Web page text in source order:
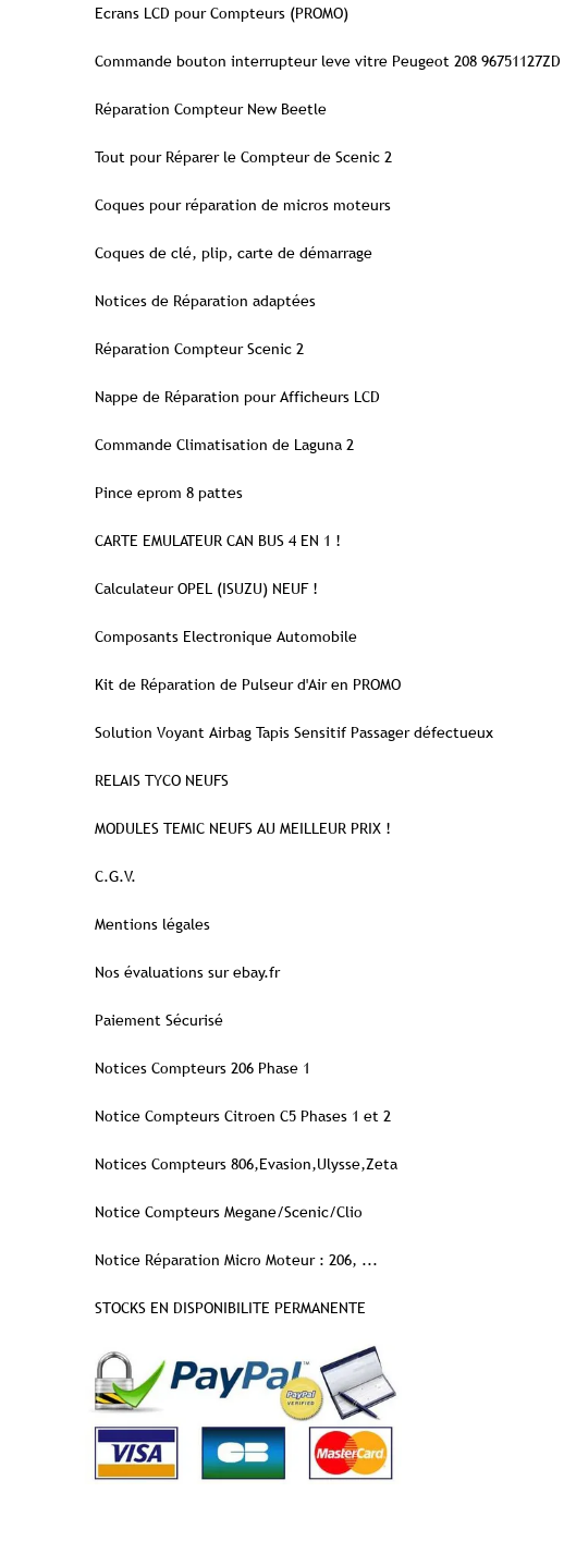
Ecrans LCD pour Compteurs (PROMO)
Commande bouton interrupteur leve vitre Peugeot 208 96751127ZD
Réparation Compteur New Beetle
Tout pour Réparer le Compteur de Scenic 2
Coques pour réparation de micros moteurs
Coques de clé, plip, carte de démarrage
Notices de Réparation adaptées
Réparation Compteur Scenic 2
Nappe de Réparation pour Afficheurs LCD
Commande Climatisation de Laguna 2
Pince eprom 8 pattes
CARTE EMULATEUR CAN BUS 4 EN 1 !
Calculateur OPEL (ISUZU) NEUF !
Composants Electronique Automobile
Kit de Réparation de Pulseur d'Air en PROMO
Solution Voyant Airbag Tapis Sensitif Passager défectueux
RELAIS TYCO NEUFS
MODULES TEMIC NEUFS AU MEILLEUR PRIX !
C.G.V.
Mentions légales
Nos évaluations sur ebay.fr
Paiement Sécurisé
Notices Compteurs 206 Phase 1
Notice Compteurs Citroen C5 Phases 1 et 2
Notices Compteurs 806,Evasion,Ulysse,Zeta
Notice Compteurs Megane/Scenic/Clio
Notice Réparation Micro Moteur : 206, ...
STOCKS EN DISPONIBILITE PERMANENTE